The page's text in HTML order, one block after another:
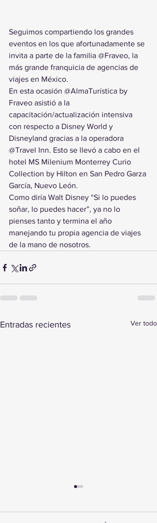
Seguimos compartiendo los grandes
eventos en los que afortunadamente se
invita a parte de la familia @Fraveo, la
más grande franquicia de agencias de
viajes en México.
En esta ocasión @AlmaTurística by
Fraveo asistió a la
capacitación/actualización intensiva
con respecto a Disney World y
Disneyland gracias a la operadora
@Travel Inn. Esto se llevó a cabo en el
hotel MS Milenium Monterrey Curio
Collection by Hilton en San Pedro Garza
García, Nuevo León.
Como diría Walt Disney “Si lo puedes
soñar, lo puedes hacer”, ya no lo
pienses tanto y termina el año
manejando tu propia agencia de viajes
de la mano de nosotros.
Entradas recientes Ver todo